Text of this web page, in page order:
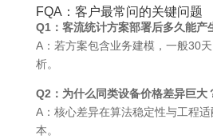
FQA：客户最常问的关键问题
Q1：客流统计方案部署后多久能产
A：若方案包含业务建模，一般30
析。
Q2：为什么同类设备价格差异巨大
A：核心差异在算法稳定性与工程
本。